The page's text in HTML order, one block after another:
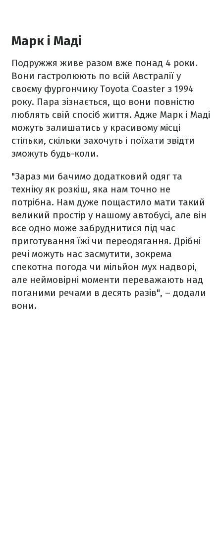
Марк і Маді
Подружжя живе разом вже понад 4 роки.
Вони гастролюють по всій Австралії у
своєму фургончику Toyota Coaster з 1994
року. Пара зізнається, що вони повністю
люблять свій спосіб життя. Адже Марк і Маді
можуть залишатись у красивому місці
стільки, скільки захочуть і поїхати звідти
зможуть будь-коли.
"Зараз ми бачимо додатковий одяг та
техніку як розкіш, яка нам точно не
потрібна. Нам дуже пощастило мати такий
великий простір у нашому автобусі, але він
все одно може забруднитися під час
приготування їжі чи переодягання. Дрібні
речі можуть нас засмутити, зокрема
спекотна погода чи мільйон мух надворі,
але неймовірні моменти переважають над
поганими речами в десять разів", – додали
вони.